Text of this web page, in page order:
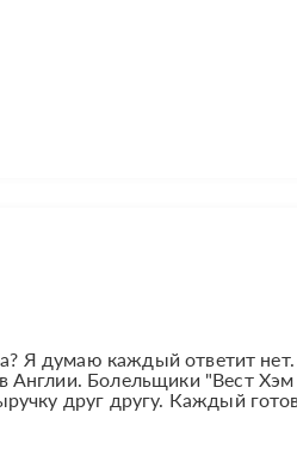
Я думаю каждый ответит
Англии. Болельщики "Вест
друг другу. Каждый